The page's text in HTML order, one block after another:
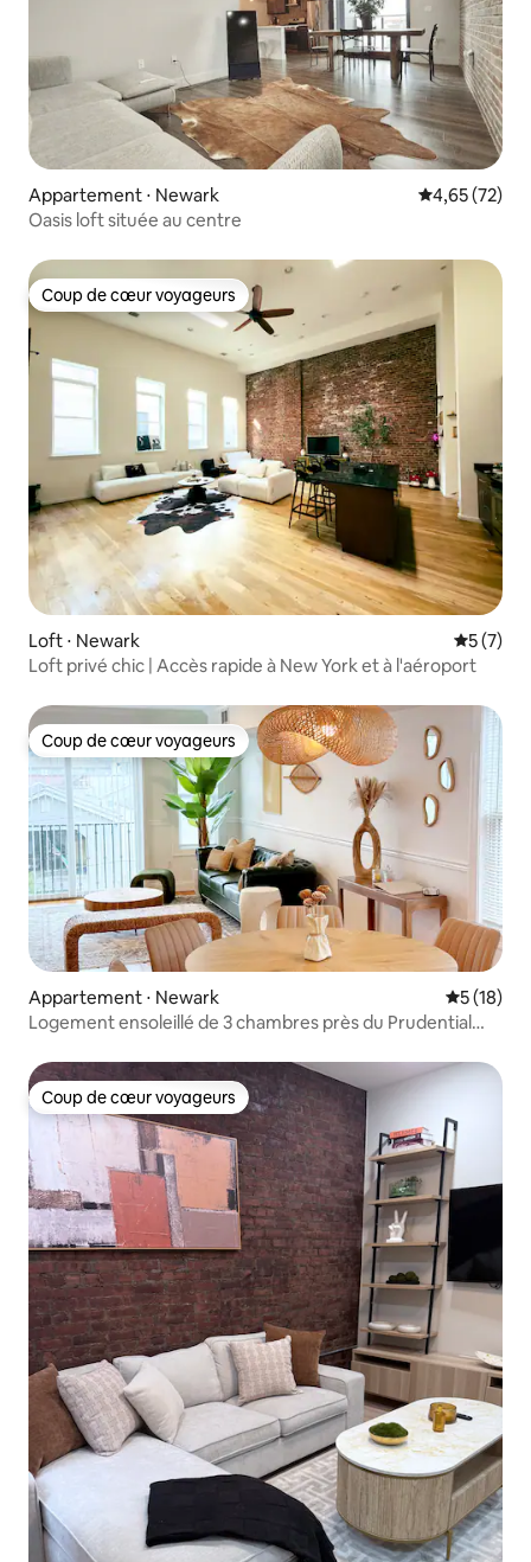
Appartement ⋅ Newark Évaluation
4,65 (72)
Oasis loft située au centre
Coup de cœur voyageurs
Coup de cœur voyageurs
Loft ⋅ Newark
5 (7)
Loft privé chic | Accès rapide à New York et à l'aéroport
Coup de cœur voyageurs
Coup de cœur voyageurs
Appartement ⋅ Newark
5 (18)
Logement ensoleillé de 3 chambres près du Prudential
Coup de cœur voyageurs
Coup de cœur voyageurs